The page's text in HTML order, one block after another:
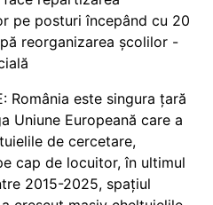
pe posturi începând cu 20
reorganizarea școlilor -
România este singura țară
Uniune Europeană care a
de cercetare,
cap de locuitor, în ultimul
2015-2025, spațiul